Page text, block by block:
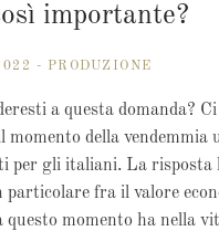
importante?
- PRODUZIONE
a questa domanda?
momento della vendemmia
per gli italiani. La risposta
particolare fra il valore
questo momento ha nella